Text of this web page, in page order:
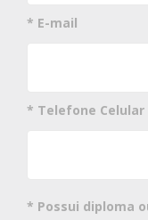
* E-mail
* Telefone Celular
* Possui diploma